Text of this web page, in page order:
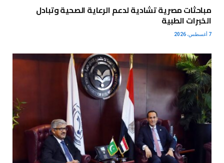
مباحثات مصرية تشادية لدعم الرعاية الصحية وتبادل
الخبرات الطبية
7 أغسطس، 2026